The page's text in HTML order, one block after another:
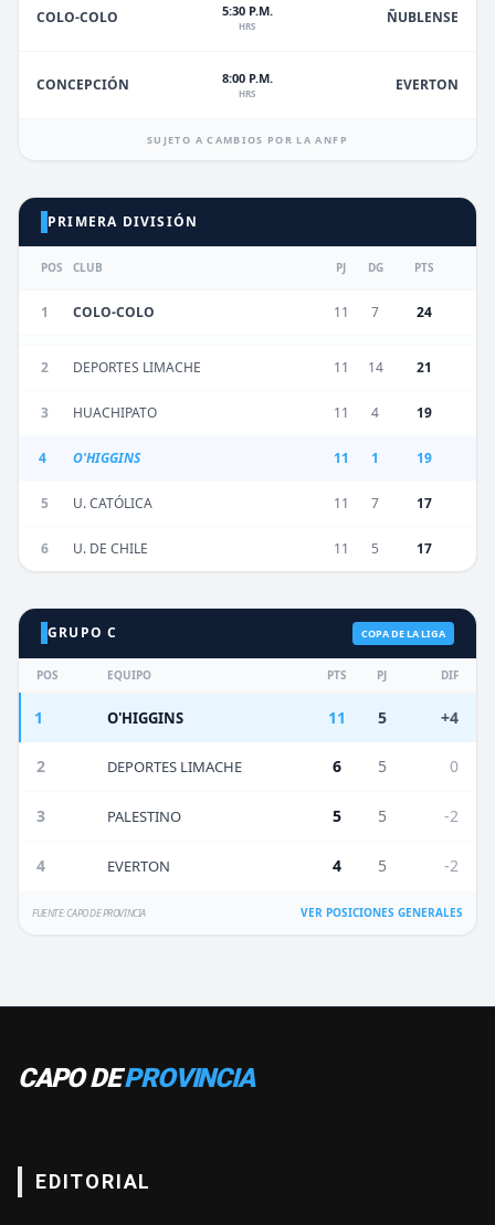
COLO-COLO 5:30 P.M.
HRS ÑUBLENSE
CONCEPCIÓN 8:00 P.M.
HRS EVERTON
SUJETO A CAMBIOS POR LA ANFP
PRIMERA DIVISIÓN
POS CLUB PJ DG PTS
1 COLO-COLO 11 7 24
2 DEPORTES LIMACHE 11 14 21
3 HUACHIPATO 11 4 19
4 O'HIGGINS 11 1 19
5 U. CATÓLICA 11 7 17
6 U. DE CHILE 11 5 17
GRUPO C COPA DE LA LIGA
POS EQUIPO PTS PJ DIF
1 O'HIGGINS 11 5 +4
2 DEPORTES LIMACHE 6 5 0
3 PALESTINO 5 5 -2
4 EVERTON 4 5 -2
FUENTE: CAPO DE PROVINCIA VER POSICIONES GENERALES
CAPO DEPROVINCIA
EDITORIAL